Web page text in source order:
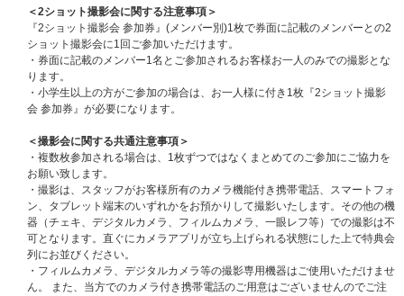
ください。
※受付用の整理番号/座席番号はランダムでの発番となります。
※受付用の整理番号・イベント座席番号はイベント前日18:00にchordより
ご当選者のみにご案内予定です。
■応募対象商品
メロ・コレクション【6月3日(水)スペシャルパフォーマンスイベント応
※必ず「6月3日(水)スペシャルパフォーマンスイベント応募商品」を選択し
てご購入ください。その他のカートでご購入いただいた場合、応募抽選対象
外になりますのでご注意ください。
※特典会参加にはイベント当日にCD販売ブースにて特典会参加券付き対象
商品をご購入いただく必要がございます。
【応募期間】
2026年5月8日(金)18:00～5月17日(日)23:59
※当落発表5月21日(木)18:00以降予定
＜2ショット撮影会に関する注意事項＞
『2ショット撮影会 参加券』(メンバー別)1枚で券面に記載のメンバーとの2
ショット撮影会に1回ご参加いただけます。
・券面に記載のメンバー1名とご参加されるお客様お一人のみでの撮影とな
ります。
・小学生以上の方がご参加の場合は、お一人様に付き1枚『2ショット撮影
会 参加券』が必要になります。
＜撮影会に関する共通注意事項＞
・複数枚参加される場合は、1枚ずつではなくまとめてのご参加にご協力を
お願い致します。
・撮影は、スタッフがお客様所有のカメラ機能付き携帯電話、スマートフォ
ン、タブレット端末のいずれかをお預かりして撮影いたします。その他の機
器（チェキ、デジタルカメラ、フィルムカメラ、一眼レフ等）での撮影は不
可となります。直ぐにカメラアプリが立ち上げられる状態にした上で特典会
列にお並びください。
・フィルムカメラ、デジタルカメラ等の撮影専用機器はご使用いただけませ
ん。 また、当方でのカメラ付き携帯電話のご用意はございませんのでご注